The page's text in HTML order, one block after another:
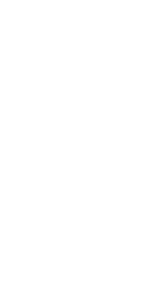
i brončanog
pristupom iz
svoje najdraže